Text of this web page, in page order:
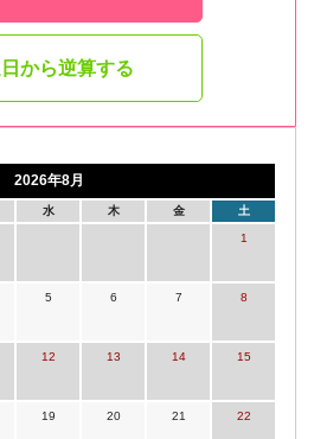
から逆算する
2026年8月
水 木 金 土
1
5 6 7 8
12 13 14 15
19 20 21 22